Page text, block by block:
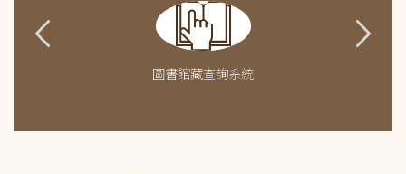
圖書館藏查詢系統